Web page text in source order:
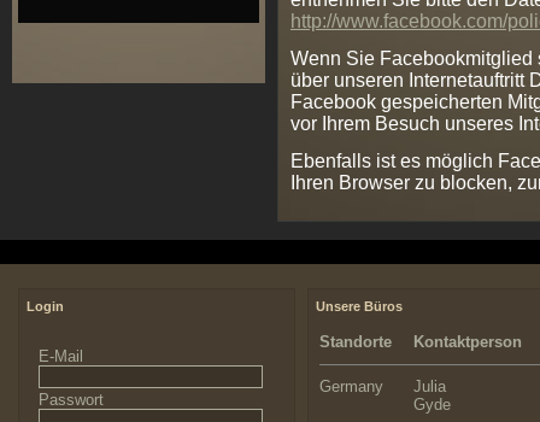
http://www.facebook.com/
Wenn Sie Facebookmitglied
über unseren Internetauftritt
Facebook gespeicherten
vor Ihrem Besuch unseres
Ebenfalls ist es möglich
Ihren Browser zu blocken,
Login
E-Mail
Passwort
Unsere Büros
Standorte Kontaktperson
Germany
Julia
Gyde